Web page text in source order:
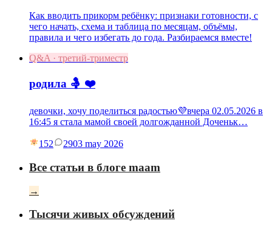
Как вводить прикорм ребёнку: признаки готовности, с
чего начать, схема и таблица по месяцам, объёмы,
правила и чего избегать до года. Разбираемся вместе!
Q&A · третий-триместр
родила 🤱 ❤️
девочки, хочу поделиться радостью💜вчера 02.05.2026 в
16:45 я стала мамой своей долгожданной Доченьк…
152 2903 may 2026
Все статьи в блоге maam
→
Тысячи живых обсуждений